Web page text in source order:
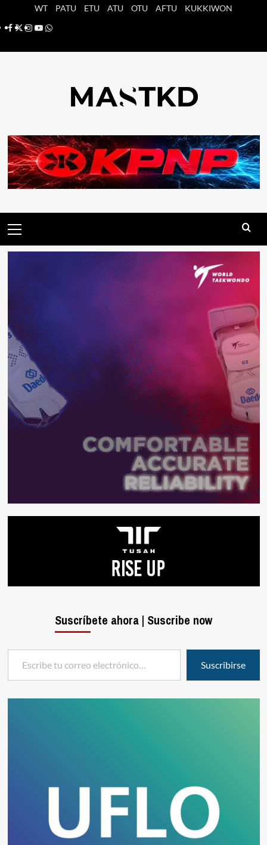
WT PATU ETU ATU OTU AFTU
KUKKIWON
Facebook
X Instagram
YouTube
Whatsapp
principal
Suscríbete ahora | Suscribe now
Escribe tu correo electrónico…
Suscribirse